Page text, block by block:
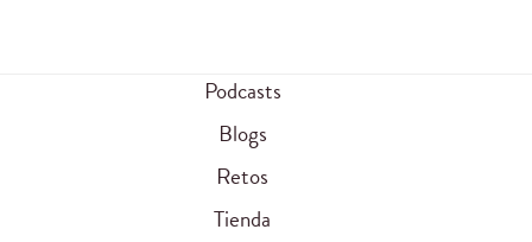
Podcasts
Blogs
Retos
Tienda